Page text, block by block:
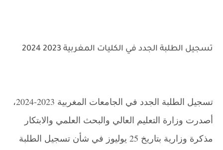
تسجيل الطلبة الجدد في الكليات المغربية 2023 2024
تسجيل الطلبة الجدد في الجامعات المغربية 2023-2024،
أصدرت وزارة التعليم العالي والبحث العلمي والابتكار
مذكرة وزارية بتاريخ 25 يوليوز في شأن تسجيل الطلبة